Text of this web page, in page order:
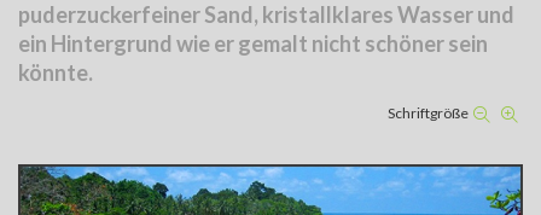
puderzuckerfeiner Sand, kristallklares Wasser und
ein Hintergrund wie er gemalt nicht schöner sein
könnte.
Schriftgröße